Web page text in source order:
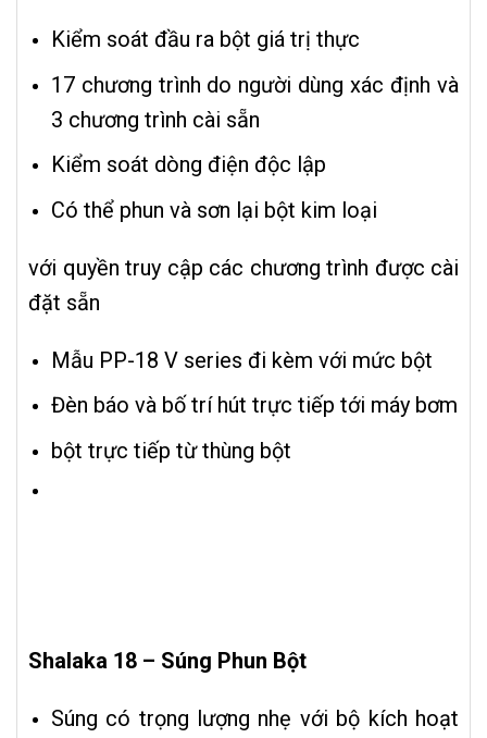
Kiểm soát đầu ra bột giá trị thực
17 chương trình do người dùng xác định và
3 chương trình cài sẵn
Kiểm soát dòng điện độc lập
Có thể phun và sơn lại bột kim loại
với quyền truy cập các chương trình được cài
đặt sẵn
Mẫu PP-18 V series đi kèm với mức bột
Đèn báo và bố trí hút trực tiếp tới máy bơm
bột trực tiếp từ thùng bột
Shalaka 18 – Súng Phun Bột
Súng có trọng lượng nhẹ với bộ kích hoạt